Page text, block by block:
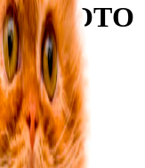
Тодорова